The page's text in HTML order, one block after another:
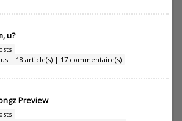
u?
| 18 article(s) | 17 commentaire(s)
Preview